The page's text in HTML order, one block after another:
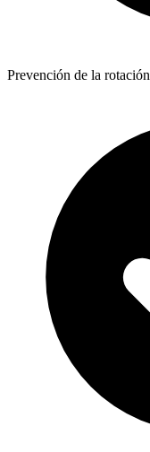
Prevención de la rotación